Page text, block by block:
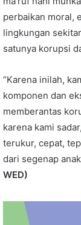
perbaikan moral,
lingkungan
satunya korupsi
“Karena inilah,
komponen dan
memberantas
karena kami
terukur, cepat,
dari segenap
WED)